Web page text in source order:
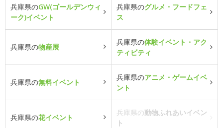
兵庫県のGW(ゴールデンウィ
ーク)イベント
兵庫県のグルメ・フードフェ
ス
兵庫県の物産展
兵庫県の体験イベント・アク
ティビティ
兵庫県の無料イベント
兵庫県のアニメ・ゲームイベ
ント
兵庫県の花イベント
兵庫県の動物ふれあいイベン
ト